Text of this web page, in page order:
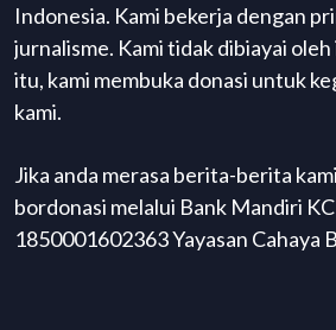
Indonesia. Kami bekerja dengan
jurnalisme. Kami tidak dibiayai
itu, kami membuka donasi untuk
kami.
Jika anda merasa berita-berita
bordonasi melalui Bank Mandiri
1850001602363 Yayasan Cahaya